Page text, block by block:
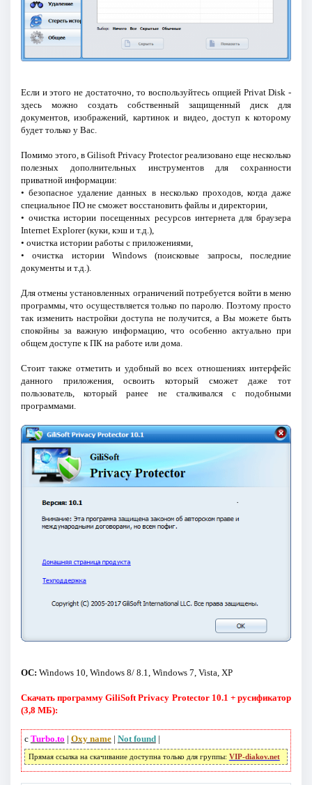
Если и этого не достаточно, то воспользуйтесь опцией Privat Disk -
здесь можно создать собственный защищенный диск для
документов, изображений, картинок и видео, доступ к которому
будет только у Вас.
Помимо этого, в Gilisoft Privacy Protector реализовано еще несколько
полезных дополнительных инструментов для сохранности
приватной информации:
• безопасное удаление данных в несколько проходов, когда даже
специальное ПО не сможет восстановить файлы и директории,
• очистка истории посещенных ресурсов интернета для браузера
Internet Explorer (куки, кэш и т.д.),
• очистка истории работы с приложениями,
• очистка истории Windows (поисковые запросы, последние
документы и т.д.).
Для отмены установленных ограничений потребуется войти в меню
программы, что осуществляется только по паролю. Поэтому просто
так изменить настройки доступа не получится, а Вы можете быть
спокойны за важную информацию, что особенно актуально при
общем доступе к ПК на работе или дома.
Стоит также отметить и удобный во всех отношениях интерфейс
данного приложения, освоить который сможет даже тот
пользователь, который ранее не сталкивался с подобными
программами.
ОС: Windows 10, Windows 8/ 8.1, Windows 7, Vista, XP
Скачать программу GiliSoft Privacy Protector 10.1 + русификатор
(3,8 МБ):
с Turbo.to | Oxy name| Not found|
Прямая ссылка на скачивание доступна только для группы: VIP-diakov.net